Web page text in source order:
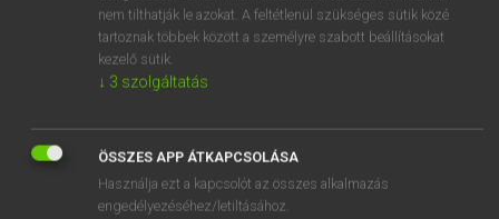
SZOTAR.NET APPLIKÁCIÓ
ONLINE NYELVVIZSGA
nem tilthatják le azokat. A feltétlenül szükséges sütik közé
tartoznak többek között a személyre szabott beállításokat
kezelő sütik.
↓ 3 szolgáltatás
ÖSSZES APP ÁTKAPCSOLÁSA
Használja ezt a kapcsolót az összes alkalmazás
engedélyezéséhez/letiltásához.